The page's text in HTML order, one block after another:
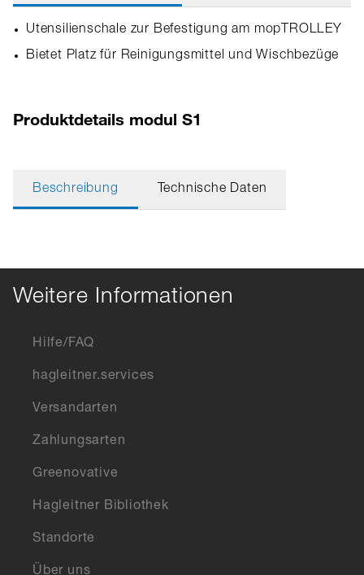
Utensilienschale zur Befestigung am mopTROLLEY
Bietet Platz für Reinigungsmittel und Wischbezüge
Produktdetails modul S1
Beschreibung Technische Daten
Weitere Informationen
Hilfe/FAQ
hagleitner.services
Versandarten
Zahlungsarten
Greenovative
Hagleitner Bibliothek
Standorte
Über uns